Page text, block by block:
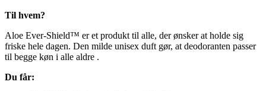
Til hvem?
Aloe Ever-Shield™ er et produkt til alle, der ønsker at holde sig
friske hele dagen. Den milde unisex duft gør, at deodoranten passer
til begge køn i alle aldre .
Du får: